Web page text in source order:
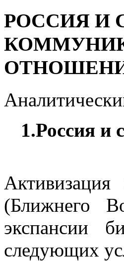
РОССИЯ И
1.Россия
(Ближнего
экспансии
следующих